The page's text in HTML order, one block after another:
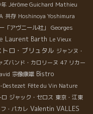
Jérôme Guichard Mathieu
共存 Hoshinoya Yoshimura
「アヴニール社」
Georges
Laurent Barth Le Vieux
トロ・ブリュタル ジャンヌ・
ズバンド・カロリーヌ 47 リカー
宗像康雄 Bistro
Destezet Fête du Vin Nature
ジャック・セロス 東京・江東
・パカレ Valentin VALLES